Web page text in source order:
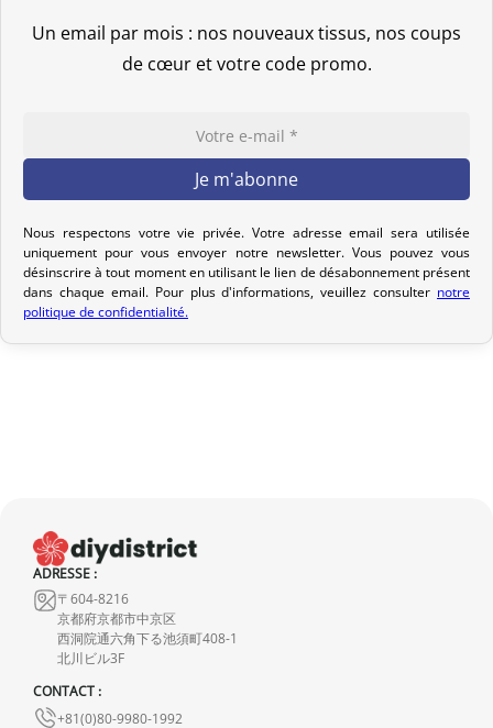
Votre commande est préparée dans les 2 jours ouvrables suivant
la réception de votre paiement et remise au transporteur que
de confirmation d’envoi pour suivre votre colis. Nous offrons
plusieurs options de livraison pour répondre à vos besoins.
Si votre commande n’est pas encore expédiée, nous pouvons
l’annuler et vous rembourser intégralement.
Pour les kimonos, les retours ne sont acceptés que si le produit
reçu ne correspond pas à celui commandé. Les retours pour des
présenter de légères imperfections dues à sa nature de produit
d’occasion mais ne présentent aucune déchirure. Toute
imperfection notable est mentionnée dans la fiche produit. Si
aucun défaut n’est indiqué, cela signifie qu’il est minime et
n’entache en rien la qualité du produit.
Un email par mois : nos nouveaux tissus, nos coups
de cœur et votre code promo.
Nous respectons votre vie privée. Votre adresse email sera utilisée
uniquement pour vous envoyer notre newsletter. Vous pouvez vous
désinscrire à tout moment en utilisant le lien de désabonnement présent
dans chaque email. Pour plus d'informations, veuillez consulter notre
politique de confidentialité.
ADRESSE :
〒604-8216
京都府京都市中京区
西洞院通六角下る池須町408-1
北川ビル3F
CONTACT :
+81(0)80-9980-1992